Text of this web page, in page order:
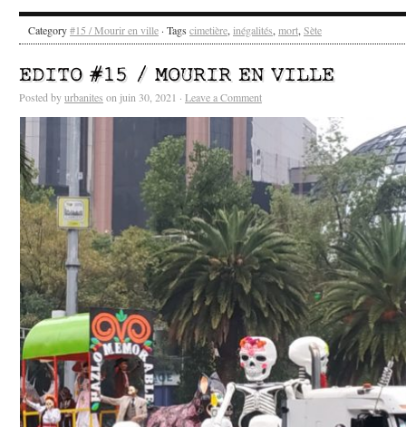
Category#15 / Mourir en ville · Tags cimetière, inégalités, mort, Sète
EDITO #15 / MOURIR EN VILLE
Posted byurbanites on juin 30, 2021 · Leave a Comment